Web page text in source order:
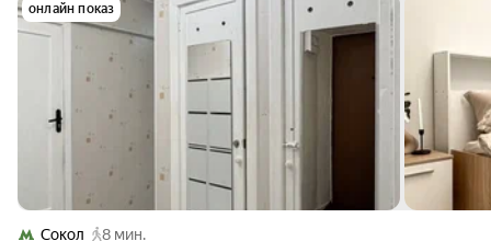
онлайн показ
Сокол
8 мин.